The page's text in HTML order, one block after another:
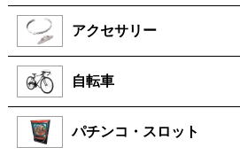
アクセサリー
自転車
パチンコ・スロット